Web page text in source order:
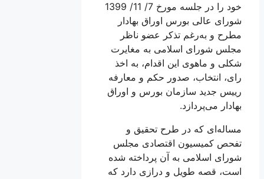
خود را در جلسه مورخ 7/ 11/ 1399
شورای عالی بورس اوراق بهادار
مطرح و به‌رغم تذکر عضو ناظر
مجلس شورای اسلامی به مغایرت
شکلی و ماهوی این اقدام، به اخذ
رای، انتخاب، صدور حکم و معارفه
رییس جدید سازمان بورس و اوراق
بهادار می‌پردازد.
مساله‌ای که در طرح تحقیق و
تفحص کمیسیون اقتصادی مجلس
شورای اسلامی به آن پرداخته شده
است، قصه طویل و درازی دارد که